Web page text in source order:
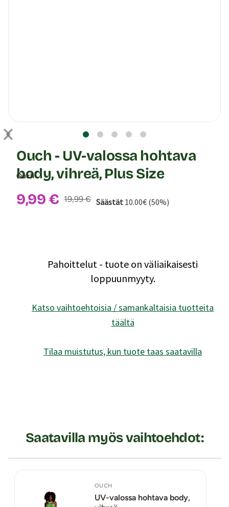
Ouch
Ouch - UV-valossa hohtava
body, vihreä, Plus Size
Alennushinta:
9,99 € Normaalihinta:
19,99 € Säästät 10.00€ (50%)
Pahoittelut - tuote on väliaikaisesti
loppuunmyyty.
Katso vaihtoehtoisia / samankaltaisia tuotteita
täältä
Tilaa muistutus, kun tuote taas saatavilla
Saatavilla myös vaihtoehdot:
OUCH
UV-valossa hohtava body,